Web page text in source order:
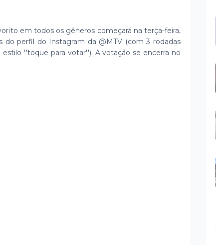
em todos os gêneros começará na terça-feira,
do perfil do Instagram da @MTV (com 3 rodadas
''toque para votar''). A votação se encerra no